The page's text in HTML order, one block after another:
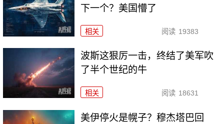
下一个？美国懵了
相关 阅读 19383
波斯这狠厉一击，终结了美军吹
了半个世纪的牛
相关 阅读 18631
美伊停火是幌子？穆杰塔巴回